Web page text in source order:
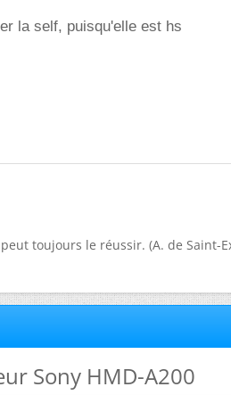
la self, puisqu'elle est hs
toujours le réussir. (A. de Saint-
Sony HMD-A200